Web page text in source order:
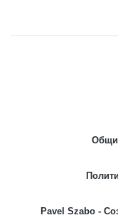
Pavel Szabo -